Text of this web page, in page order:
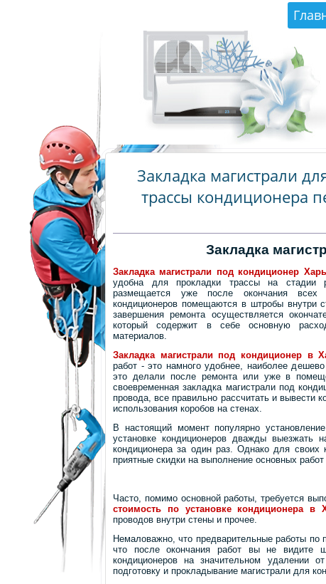
Закладка магистрали
трассы кондиционера
Закладка
Закладка магистрали под кондиционер
удобна для прокладки трассы на стадии
размещается уже после окончания
кондиционеров помещаются в штробы внутри
завершения ремонта осуществляется
который содержит в себе основную
материалов.
Закладка магистрали под кондиционер в
работ - это намного удобнее, наиболее
это делали после ремонта или уже в
своевременная закладка магистрали под
провода, все правильно рассчитать и вывести
использования коробов на стенах.
В настоящий момент популярно
установке кондиционеров дважды выезжать
кондиционера за один раз. Однако для своих
приятные скидки на выполнение основных
Часто, помимо основной работы, требуется
стоимость по установке кондиционера в
проводов внутри стены и прочее.
Немаловажно, что предварительные работы по
что после окончания работ вы не видите
кондиционеров на значительном удалении
подготовку и прокладывание магистрали для